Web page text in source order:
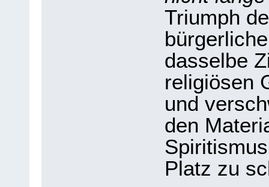
Triumph
dasselbe
religiösen
und
den
Platz zu